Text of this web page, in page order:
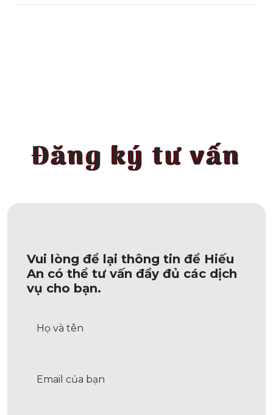
Đăng ký tư vấn
Vui lòng để lại thông tin để Hiếu
An có thể tư vấn đầy đủ các dịch
vụ cho bạn.